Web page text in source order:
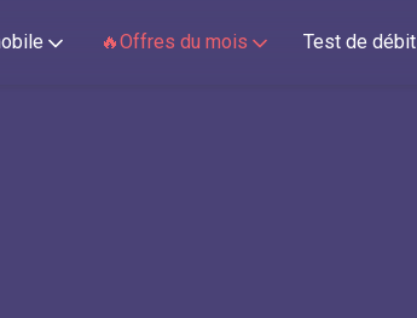
🔥Offres du mois Test de débit